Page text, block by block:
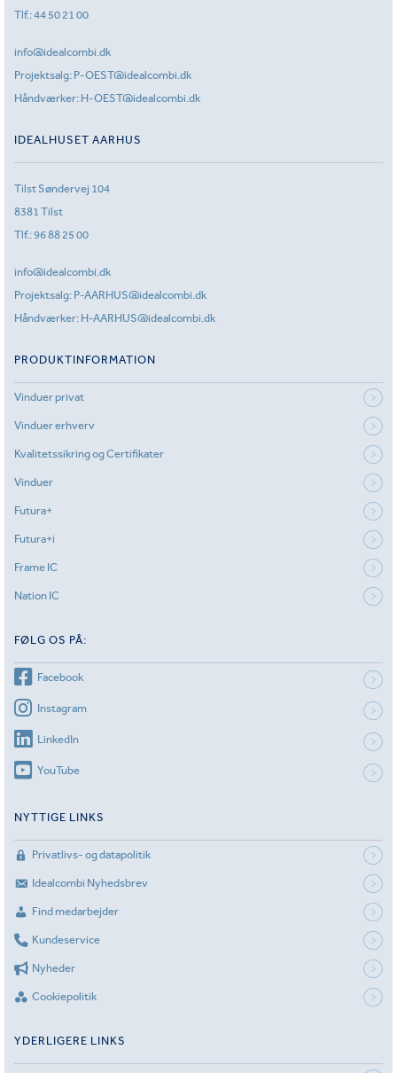
Tlf.:44 50 21 00
info@idealcombi.dk
Projektsalg: P-OEST@idealcombi.dk
Håndværker: H-OEST@idealcombi.dk
IDEALHUSET AARHUS
Tilst Søndervej 104
8381 Tilst
Tlf.:96 88 25 00
info@idealcombi.dk
Projektsalg: P-AARHUS@idealcombi.dk
Håndværker: H-AARHUS@idealcombi.dk
PRODUKTINFORMATION
Vinduer privat
Vinduer erhverv
Kvalitetssikring og Certifikater
Vinduer
Futura+
Futura+i
Frame IC
Nation IC
FØLG OS PÅ:
Facebook
Instagram
LinkedIn
YouTube
NYTTIGE LINKS
Privatlivs- og datapolitik
Idealcombi Nyhedsbrev
Find medarbejder
Kundeservice
Nyheder
Cookiepolitik
YDERLIGERE LINKS